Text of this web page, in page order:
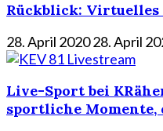
Rückblick: Virtuelles
28. April 202028. April
Live-Sport bei
sportliche